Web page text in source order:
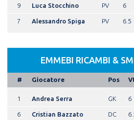
9 Luca Stocchino PV 6
7 Alessandro Spiga PV 6.5
EMMEBI RICAMBI &
# Giocatore Pos
1 Andrea Serra GK 6
6 Cristian Bazzato DC